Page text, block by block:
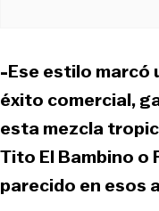
-Ese estilo marcó
éxito comercial,
esta mezcla
Tito El Bambino o
parecido en esos